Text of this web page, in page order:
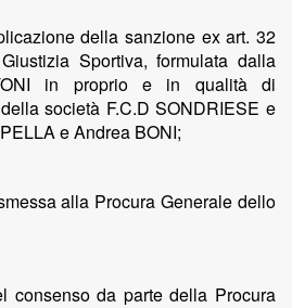
della sanzione ex art. 32
Sportiva, formulata dalla
in proprio e in qualità di
società F.C.D SONDRIESE e
e Andrea BONI;
alla Procura Generale dello
consenso da parte della Procura